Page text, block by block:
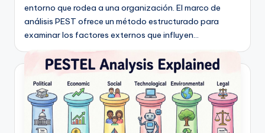
entorno que rodea a una organización. El marco de
análisis PEST ofrece un método estructurado para
examinar los factores externos que influyen…